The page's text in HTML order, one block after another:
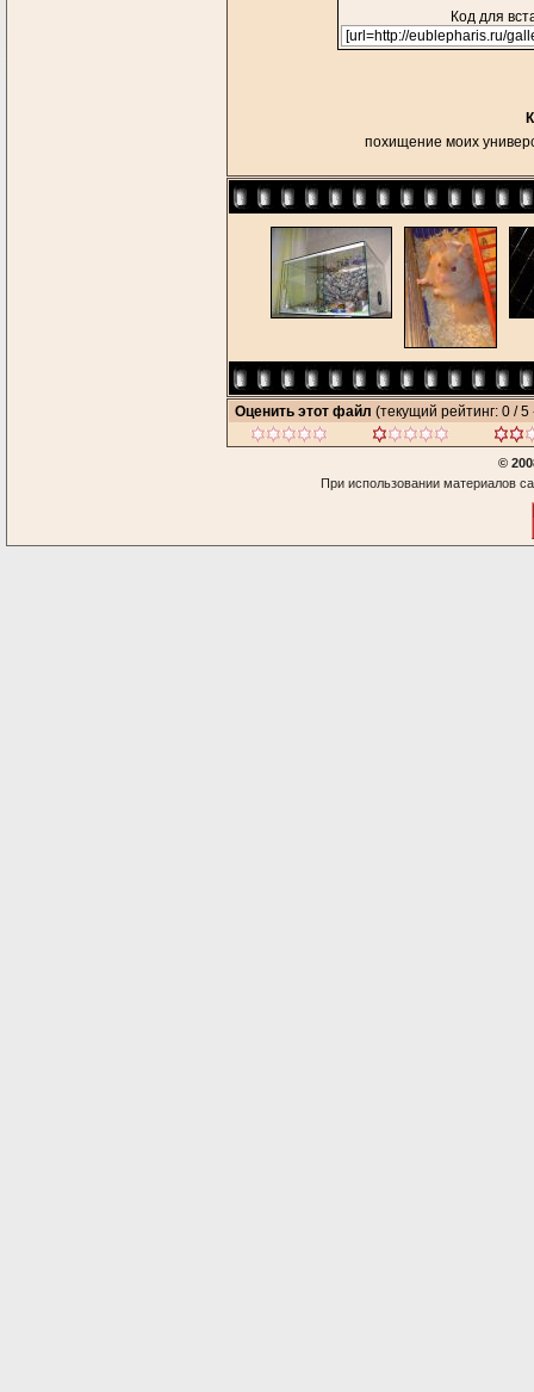
Код для
похищение моих
Оценить этот файл (текущий рейтинг: 0 / 5
©
При использовании материалов